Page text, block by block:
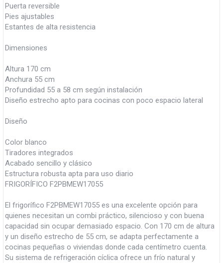
Puerta reversible
Pies ajustables
Estantes de alta resistencia
Dimensiones
Altura 170 cm
Anchura 55 cm
Profundidad 55 a 58 cm según instalación
Diseño estrecho apto para cocinas con poco espacio lateral
Diseño
Color blanco
Tiradores integrados
Acabado sencillo y clásico
Estructura robusta apta para uso diario
FRIGORÍFICO F2PBMEW17055
El frigorífico F2PBMEW17055 es una excelente opción para
quienes necesitan un combi práctico, silencioso y con buena
capacidad sin ocupar demasiado espacio. Con 170 cm de altura
y un diseño estrecho de 55 cm, se adapta perfectamente a
cocinas pequeñas o viviendas donde cada centímetro cuenta.
Su sistema de refrigeración cíclica ofrece un frío natural y